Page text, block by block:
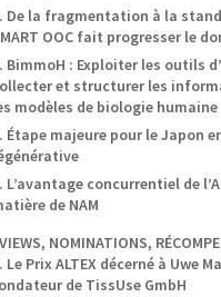
De la fragmentation à la
OOC fait progresser le
BimmoH : Exploiter les outils
et structurer les
modèles de biologie humaine
Étape majeure pour le Japon
L’avantage concurrentiel de
de NAM
NOMINATIONS,
Le Prix ALTEX décerné à Uwe
de TissUse GmbH